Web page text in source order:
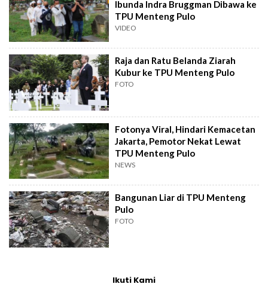
Ibunda Indra Bruggman Dibawa ke
TPU Menteng Pulo
VIDEO
Raja dan Ratu Belanda Ziarah
Kubur ke TPU Menteng Pulo
FOTO
Fotonya Viral, Hindari Kemacetan
Jakarta, Pemotor Nekat Lewat
TPU Menteng Pulo
NEWS
Bangunan Liar di TPU Menteng
Pulo
FOTO
Ikuti Kami